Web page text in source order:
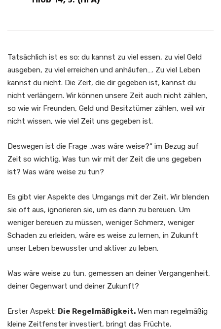
Tatsächlich ist es so: du kannst zu viel essen, zu viel Geld
ausgeben, zu viel erreichen und anhäufen…. Zu viel Leben
kannst du nicht. Die Zeit, die dir gegeben ist, kannst du
nicht verlängern. Wir können unsere Zeit auch nicht zählen,
so wie wir Freunden, Geld und Besitztümer zählen, weil wir
nicht wissen, wie viel Zeit uns gegeben ist.
Deswegen ist die Frage „was wäre weise?“ im Bezug auf
Zeit so wichtig. Was tun wir mit der Zeit die uns gegeben
ist? Was wäre weise zu tun?
Es gibt vier Aspekte des Umgangs mit der Zeit. Wir blenden
sie oft aus, ignorieren sie, um es dann zu bereuen. Um
weniger bereuen zu müssen, weniger Schmerz, weniger
Schaden zu erleiden, wäre es weise zu lernen, in Zukunft
unser Leben bewusster und aktiver zu leben.
Was wäre weise zu tun, gemessen an deiner Vergangenheit,
deiner Gegenwart und deiner Zukunft?
Erster Aspekt: Die Regelmäßigkeit. Wen man regelmäßig
kleine Zeitfenster investiert, bringt das Früchte.